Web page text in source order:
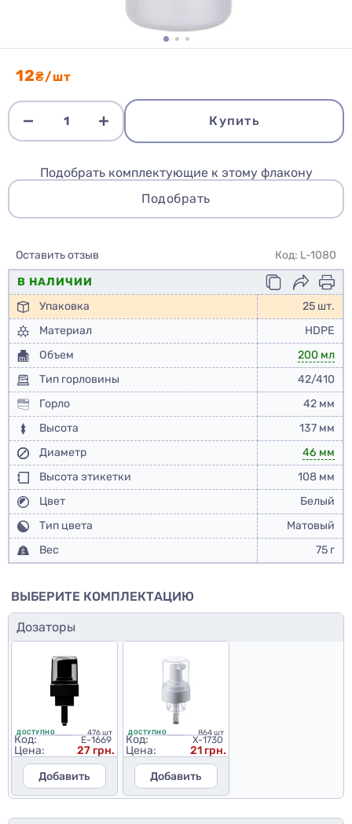
12₴/шт
Купить
Подобрать комплектующие к этому флакону
Подобрать
Оставить отзыв
Код: L-1080
В НАЛИЧИИ
Упаковка
25 шт.
Материал
HDPE
Объем
200 мл
Тип горловины
42/410
Горло
42 мм
Высота
137 мм
Диаметр
46 мм
Высота этикетки
108 мм
Цвет
Белый
Тип цвета
Матовый
Вес
75 г
ВЫБЕРИТЕ КОМПЛЕКТАЦИЮ
Дозаторы
ДОСТУПНО 476 шт
Код: E-1669
Цена:
27 грн.
Добавить
ДОСТУПНО 864 шт
Код: X-1730
Цена:
21 грн.
Добавить